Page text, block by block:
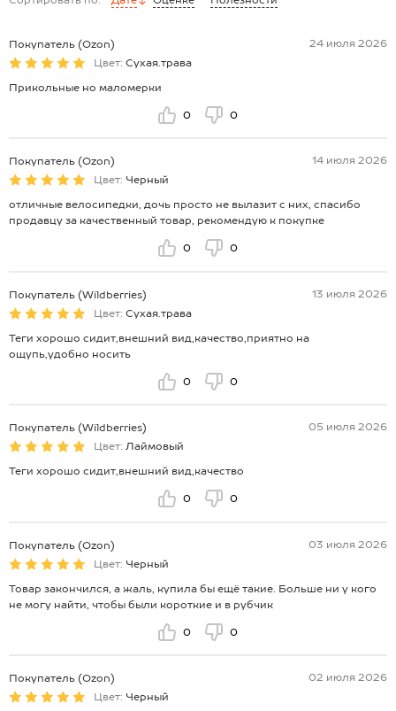
Покупатель (Ozon)
24 июля 2026
Цвет: Сухая.трава
Прикольные но маломерки
0 0
Покупатель (Ozon)
14 июля 2026
Цвет: Черный
отличные велосипедки, дочь просто не вылазит с них, спасибо
продавцу за качественный товар, рекомендую к покупке
0 0
Покупатель (Wildberries)
13 июля 2026
Цвет: Сухая.трава
Теги хорошо сидит,внешний вид,качество,приятно на
ощупь,удобно носить
0 0
Покупатель (Wildberries)
05 июля 2026
Цвет: Лаймовый
Теги хорошо сидит,внешний вид,качество
0 0
Покупатель (Ozon)
03 июля 2026
Цвет: Черный
Товар закончился, а жаль, купила бы ещё такие. Больше ни у кого
не могу найти, чтобы были короткие и в рубчик
0 0
Покупатель (Ozon)
02 июля 2026
Цвет: Черный